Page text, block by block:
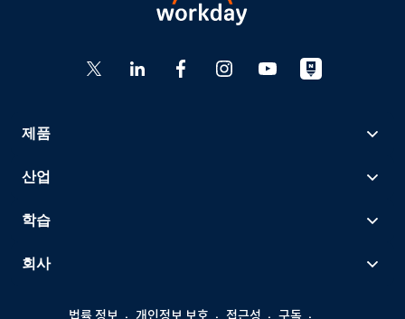
제품
산업
학습
회사